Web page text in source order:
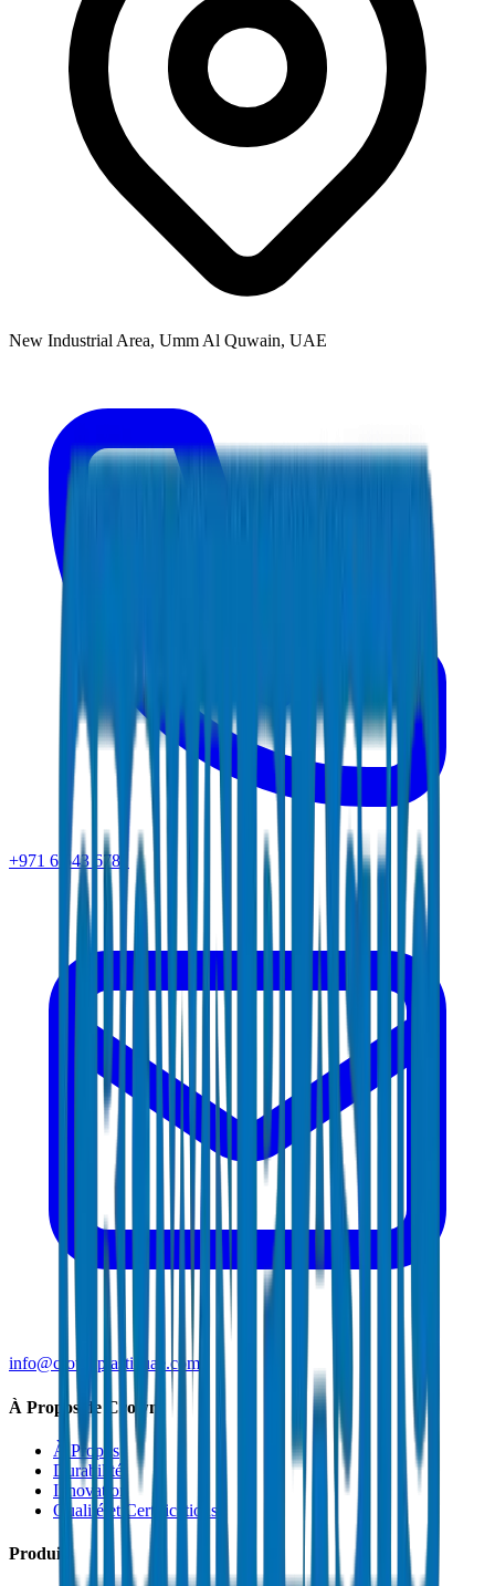
New Industrial Area, Umm Al Quwain, UAE
+971 6 543 6781
info@crownplasticuae.com
À Propos de Crown
À Propos
Durabilité
Innovation
Qualité et Certifications
Produits